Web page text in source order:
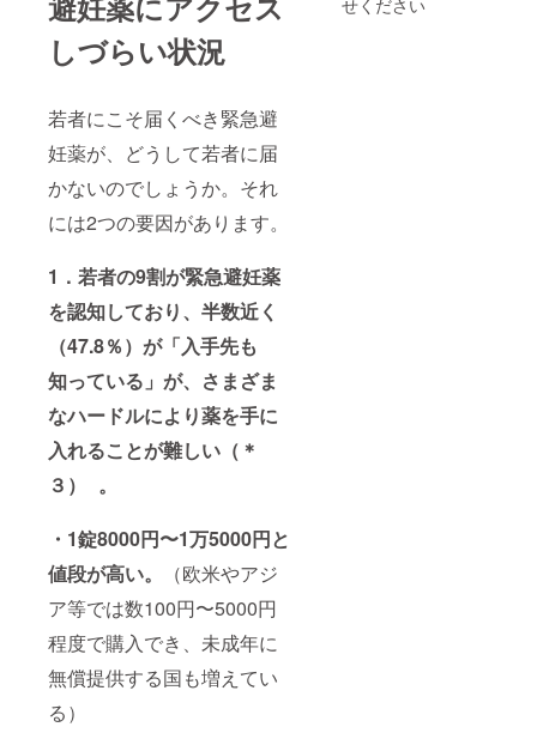
しづらい状況
若者にこそ届くべき緊急避
妊薬が、どうして若者に届
かないのでしょうか。それ
には2つの要因があります。
1．若者の9割が緊急避妊薬
を認知しており、半数近く
（47.8％）が「入手先も
知っている」が、さまざま
なハードルにより薬を手に
入れることが難しい（＊
３） 。
・1錠8000円〜1万5000円と
値段が高い。
（欧米やアジ
ア等では数100円〜5000円
程度で購入でき、未成年に
無償提供する国も増えてい
る）